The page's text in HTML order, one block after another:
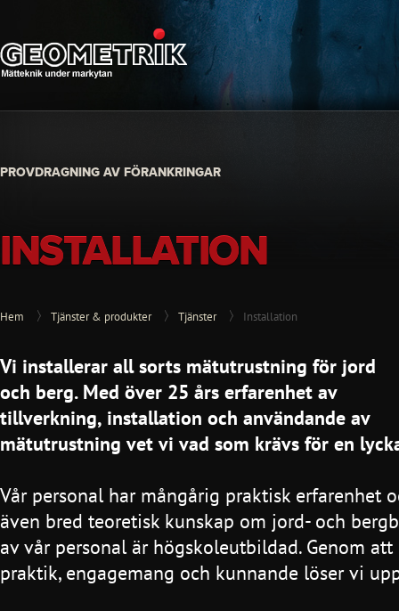
PROVDRAGNING AV FÖRANKRINGAR
INSTALLATION
Hem Tjänster & produkter Tjänster Installation
Vi installerar all sorts mätutrustning för jord
och berg. Med över 25 års erfarenhet av
tillverkning, installation och användande av
mätutrustning vet vi vad som krävs för en
Vår personal har mångårig praktisk erfarenhet
även bred teoretisk kunskap om jord- och
av vår personal är högskoleutbildad. Genom
praktik, engagemang och kunnande löser vi